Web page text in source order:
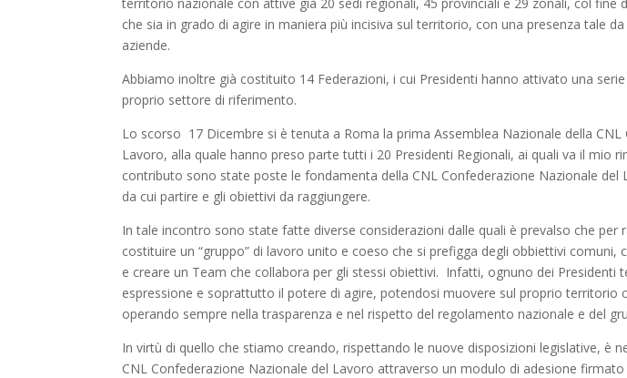
che sia in grado di agire in maniera più incisiva sul territorio, con una presenza tale
aziende.
Abbiamo inoltre già costituito 14 Federazioni, i cui Presidenti hanno attivato una
proprio settore di riferimento.
Lo scorso 17 Dicembre si è tenuta a Roma la prima Assemblea Nazionale della
Lavoro, alla quale hanno preso parte tutti i 20 Presidenti Regionali, ai quali va il mio
contributo sono state poste le fondamenta della CNL Confederazione Nazionale del
da cui partire e gli obiettivi da raggiungere.
In tale incontro sono state fatte diverse considerazioni dalle quali è prevalso che per
costituire un “gruppo” di lavoro unito e coeso che si prefigga degli obbiettivi comuni,
e creare un Team che collabora per gli stessi obiettivi. Infatti, ognuno dei Presidenti
espressione e soprattutto il potere di agire, potendosi muovere sul proprio territorio
operando sempre nella trasparenza e nel rispetto del regolamento nazionale e del
In virtù di quello che stiamo creando, rispettando le nuove disposizioni legislative, è
CNL Confederazione Nazionale del Lavoro attraverso un modulo di adesione